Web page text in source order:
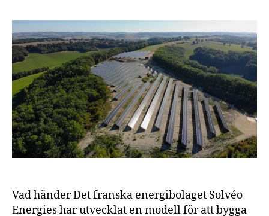
ut
via
Vad händer Det franska energibolaget Solvéo
Energies har utvecklat en modell för att bygga